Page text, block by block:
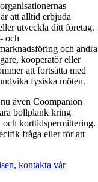
att alltid erbjuda
utveckla ditt företag.
och
och andra
kooperatör eller
att fortsätta med
fysiska möten.
även Coompanion
bollplank kring
och korttidspermittering.
fråga eller för att
kontakta vår